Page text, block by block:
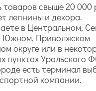
товаров свыше 20 000
лепнины и декора.
в Центральном,
Южном, Приволжском
округе или в
пунктах Уральского
есть терминал
компании.